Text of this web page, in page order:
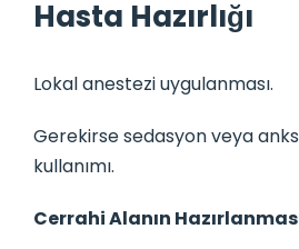
Hasta Hazırlığı
Lokal anestezi uygulanması.
Gerekirse sedasyon veya
kullanımı.
Cerrahi Alanın